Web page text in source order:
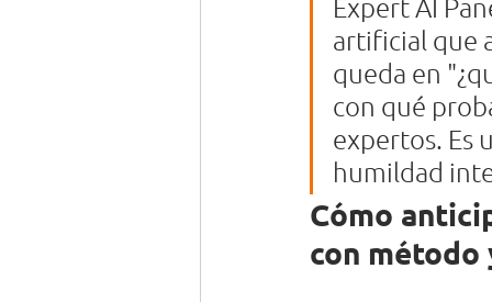
Expert AI
artificial que
queda en
con qué
expertos. Es
humildad
Cómo
con